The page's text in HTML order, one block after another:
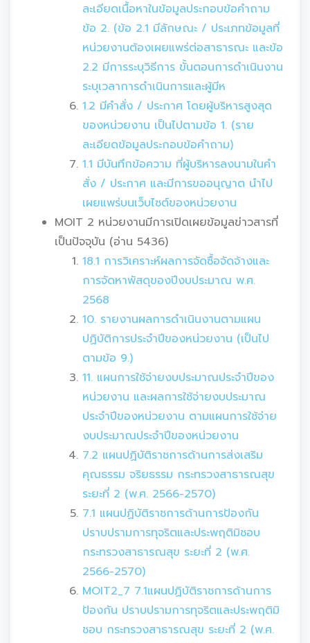
ละเอียดเนื้อหาในข้อมูลประกอบข้อคำถาม
ข้อ 2. (ข้อ 2.1 มีลักษณะ / ประเภทข้อมูลที่
หน่วยงานต้องเผยแพร่ต่อสาธารณะ และข้อ
2.2 มีการระบุวิธีการ ขั้นตอนการดำเนินงาน
ระบุเวลาการดำเนินการและผู้มีห
1.2 มีคำสั่ง / ประกาศ โดยผู้บริหารสูงสุด
ของหน่วยงาน เป็นไปตามข้อ 1. (ราย
ละเอียดข้อมูลประกอบข้อคำถาม)
1.1 มีบันทึกข้อความ ที่ผู้บริหารลงนามในคำ
สั่ง / ประกาศ และมีการขออนุญาต นำไป
เผยแพร่บนเว็บไซต์ของหน่วยงาน
MOIT 2 หน่วยงานมีการเปิดเผยข้อมูลข่าวสารที่
เป็นปัจจุบัน (อ่าน 5436)
18.1 การวิเคราะห์ผลการจัดซื้อจัดจ้างและ
การจัดหาพัสดุของปีงบประมาณ พ.ศ.
2568
10. รายงานผลการดำเนินงานตามแผน
ปฏิบัติการประจำปีของหน่วยงาน (เป็นไป
ตามข้อ 9.)
11. แผนการใช้จ่ายงบประมาณประจำปีของ
หน่วยงาน และผลการใช้จ่ายงบประมาณ
ประจำปีของหน่วยงาน ตามแผนการใช้จ่าย
งบประมาณประจำปีของหน่วยงาน
7.2 แผนปฏิบัติราชการด้านการส่งเสริม
คุณธรรม จริยธรรม กระทรวงสาธารณสุข
ระยะที่ 2 (พ.ศ. 2566-2570)
7.1 แผนปฏิบัติราชการด้านการป้องกัน
ปราบปรามการทุจริตและประพฤติมิชอบ
กระทรวงสาธารณสุข ระยะที่ 2 (พ.ศ.
2566-2570)
MOIT2_7 7.1แผนปฏิบัติราชการด้านการ
ป้องกัน ปราบปรามการทุจริตและประพฤติมิ
ชอบ กระทรวงสาธารณสุข ระยะที่ 2 (พ.ศ.